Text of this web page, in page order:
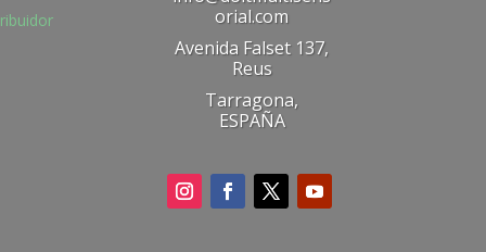
orial.com
Avenida Falset 137,
Reus
Tarragona,
ESPAÑA